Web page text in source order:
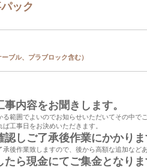
ック
ブル、プラブロック含む）
内容をお聞きします。
範囲でよいのでお知らせいただいてその中で
工事日をお決めいただきます。
しご了承後作業にかかりま
後作業致しますので、後から高額な追加などあ
ら現金にてご集金となりま